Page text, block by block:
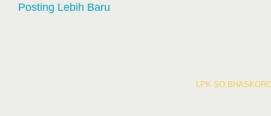
Posting Lebih Baru
LPK SO